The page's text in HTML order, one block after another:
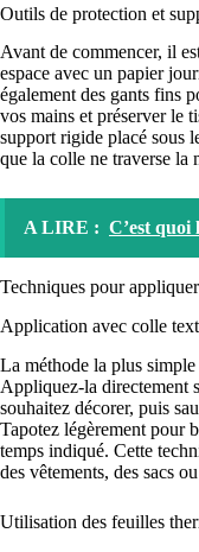
Outils de protection et
Avant de commencer, il
espace avec un papier
également des gants fins
vos mains et préserver le
support rigide placé sous
que la colle ne traverse la
A LIRE : C’est
Techniques pour
Application avec colle
La méthode la plus
Appliquez-la directement
souhaitez décorer, puis
Tapotez légèrement pour
temps indiqué. Cette
des vêtements, des sacs
Utilisation des feuilles